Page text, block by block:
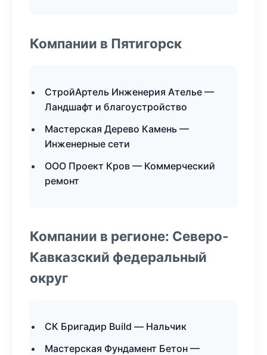
Компании в Пятигорск
СтройАртель Инженерия Ателье —
Ландшафт и благоустройство
Мастерская Дерево Камень —
Инженерные сети
ООО Проект Кров — Коммерческий
ремонт
Компании в регионе: Северо-
Кавказский федеральный
округ
СК Бригадир Build — Нальчик
Мастерская Фундамент Бетон —